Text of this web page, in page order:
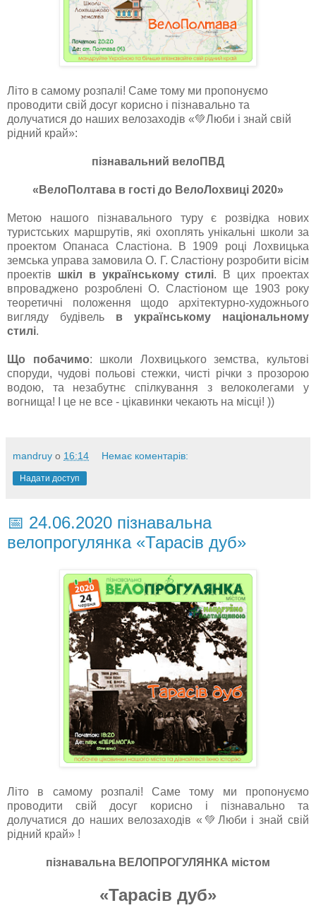
Літо в самому розпалі! Саме тому ми пропонуємо
проводити свій досуг корисно і пізнавально та
долучатися до наших велозаходів «💚Люби і знай свій
рідний край»:
пізнавальний велоПВД
«ВелоПолтава в гості до ВелоЛохвиці 2020»
Метою нашого пізнавального туру є розвідка нових
туристських маршрутів, які охоплять унікальні школи за
проектом Опанаса Сластіона. В 1909 році Лохвицька
земська управа замовила О. Г. Сластіону розробити вісім
проектів шкіл в українському стилі. В цих проектах
впроваджено розроблені О. Сластіоном ще 1903 року
теоретичні положення щодо архітектурно-художнього
вигляду будівель в українському національному
стилі.
Що побачимо: школи Лохвицького земства, культові
споруди, чудові польові стежки, чисті річки з прозорою
водою, та незабутнє спілкування з велоколегами у
вогнища! І це не все - цікавинки чекають на місці! ))
mandruy о 16:14 Немає коментарів:
Надати доступ
📅 24.06.2020 пізнавальна
велопрогулянка «Тарасів дуб»
Літо в самому розпалі! Саме тому ми пропонуємо
проводити свій досуг корисно і пізнавально та
долучатися до наших велозаходів «💚Люби і знай свій
рідний край» !
пізнавальна ВЕЛОПРОГУЛЯНКА містом
«Тарасів дуб»